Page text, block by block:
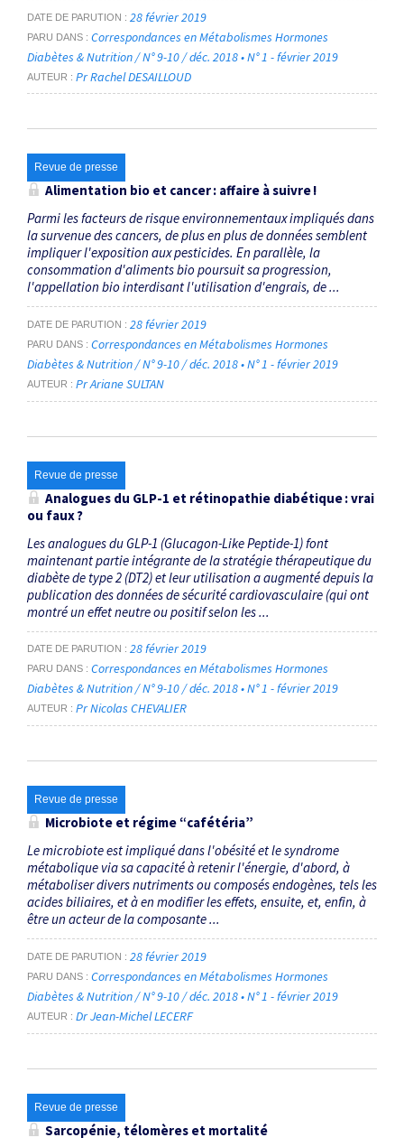
DATE DE PARUTION 28 février 2019
PARU DANS
Correspondances en Métabolismes Hormones
Diabètes & Nutrition / N° 9-10 / déc. 2018 • N° 1 - février 2019
AUTEUR Pr Rachel DESAILLOUD
Revue de presse
Alimentation bio et cancer : affaire à suivre !
Parmi les facteurs de risque environnementaux impliqués dans
la survenue des cancers, de plus en plus de données semblent
impliquer l'exposition aux pesticides. En parallèle, la
consommation d'aliments bio poursuit sa progression,
l'appellation bio interdisant l'utilisation d'engrais, de ...
DATE DE PARUTION 28 février 2019
PARU DANS
Correspondances en Métabolismes Hormones
Diabètes & Nutrition / N° 9-10 / déc. 2018 • N° 1 - février 2019
AUTEUR Pr Ariane SULTAN
Revue de presse
Analogues du GLP-1 et rétinopathie diabétique : vrai
ou faux ?
Les analogues du GLP-1 (Glucagon-Like Peptide-1) font
maintenant partie intégrante de la stratégie thérapeutique du
diabète de type 2 (DT2) et leur utilisation a augmenté depuis la
publication des données de sécurité cardiovasculaire (qui ont
montré un effet neutre ou positif selon les ...
DATE DE PARUTION 28 février 2019
PARU DANS
Correspondances en Métabolismes Hormones
Diabètes & Nutrition / N° 9-10 / déc. 2018 • N° 1 - février 2019
AUTEUR Pr Nicolas CHEVALIER
Revue de presse
Microbiote et régime “cafétéria”
Le microbiote est impliqué dans l'obésité et le syndrome
métabolique via sa capacité à retenir l'énergie, d'abord, à
métaboliser divers nutriments ou composés endogènes, tels les
acides biliaires, et à en modifier les effets, ensuite, et, enfin, à
être un acteur de la composante ...
DATE DE PARUTION 28 février 2019
PARU DANS
Correspondances en Métabolismes Hormones
Diabètes & Nutrition / N° 9-10 / déc. 2018 • N° 1 - février 2019
AUTEUR Dr Jean-Michel LECERF
Revue de presse
Sarcopénie, télomères et mortalité